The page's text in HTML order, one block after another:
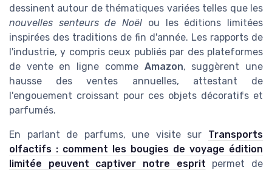
dessinent autour de thématiques variées telles que les
nouvelles senteurs de Noël ou les éditions limitées
inspirées des traditions de fin d'année. Les rapports de
l'industrie, y compris ceux publiés par des plateformes
de vente en ligne comme Amazon, suggèrent une
hausse des ventes annuelles, attestant de
l'engouement croissant pour ces objets décoratifs et
parfumés.
En parlant de parfums, une visite sur Transports
olfactifs : comment les bougies de voyage édition
limitée peuvent captiver notre esprit permet de